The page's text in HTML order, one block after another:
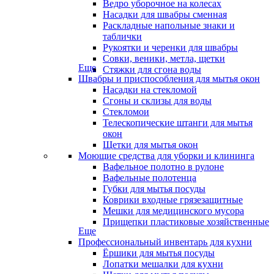
Ведро уборочное на колесах
Насадки для швабры сменная
Раскладные напольные знаки и
таблички
Рукоятки и черенки для швабры
Совки, веники, метла, щетки
Стяжки для сгона воды
Еще
Швабры и приспособления для мытья окон
Насадки на стекломой
Сгоны и склизы для воды
Стекломои
Телескопические штанги для мытья
окон
Щетки для мытья окон
Моющие средства для уборки и клининга
Вафельное полотно в рулоне
Вафельные полотенца
Губки для мытья посуды
Коврики входные грязезащитные
Мешки для медицинского мусора
Прищепки пластиковые хозяйственные
Еще
Профессиональный инвентарь для кухни
Ёршики для мытья посуды
Лопатки мешалки для кухни